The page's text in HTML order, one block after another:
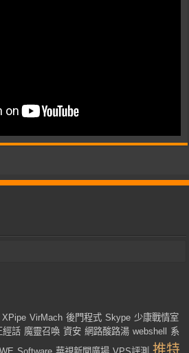
XPipe VirMach 後門程式 Skype 少康戰情室
經話 魔靈召喚 資安 網路酸路湯 webshell
系
推特